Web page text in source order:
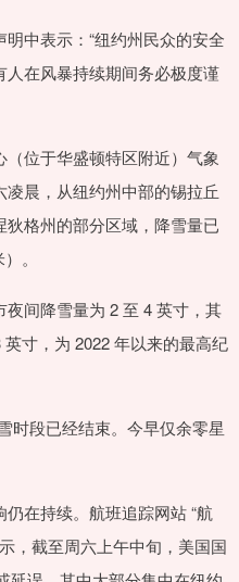
中表示：“纽约州民众的安全
在风暴持续期间务必极度谨
位于华盛顿特区附近）气象
晨，从纽约州中部的锡拉丘
格州的部分区域，降雪量已
。
间降雪量为 2 至 4 英寸，其
寸，为 2022 年以来的最高纪
段已经结束。今早仅余零星
在持续。航班追踪网站 “航
，截至周六上午中旬，美国国